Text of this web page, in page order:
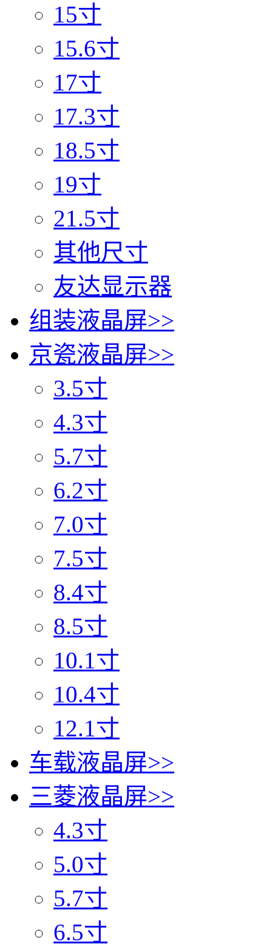
15寸
15.6寸
17寸
17.3寸
18.5寸
19寸
21.5寸
其他尺寸
友达显示器
组装液晶屏>>
京瓷液晶屏>>
3.5寸
4.3寸
5.7寸
6.2寸
7.0寸
7.5寸
8.4寸
8.5寸
10.1寸
10.4寸
12.1寸
车载液晶屏>>
三菱液晶屏>>
4.3寸
5.0寸
5.7寸
6.5寸